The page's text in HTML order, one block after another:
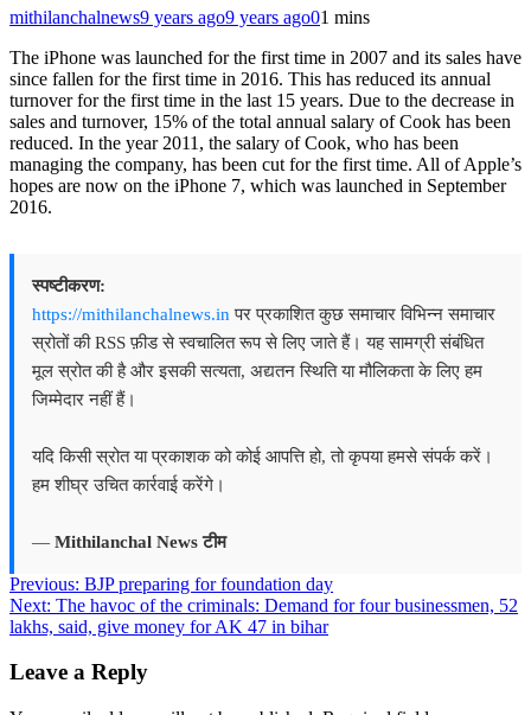
mithilanchalnews9 years ago9 years ago01 mins
The iPhone was launched for the first time in 2007 and its sales have
since fallen for the first time in 2016. This has reduced its annual
turnover for the first time in the last 15 years. Due to the decrease in
sales and turnover, 15% of the total annual salary of Cook has been
reduced. In the year 2011, the salary of Cook, who has been
managing the company, has been cut for the first time. All of Apple’s
hopes are now on the iPhone 7, which was launched in September
2016.
स्पष्टीकरण:
https://mithilanchalnews.in पर प्रकाशित कुछ समाचार विभिन्न समाचार
स्रोतों की RSS फ़ीड से स्वचालित रूप से लिए जाते हैं। यह सामग्री संबंधित
मूल स्रोत की है और इसकी सत्यता, अद्यतन स्थिति या मौलिकता के लिए हम
जिम्मेदार नहीं हैं।
यदि किसी स्रोत या प्रकाशक को कोई आपत्ति हो, तो कृपया हमसे संपर्क करें।
हम शीघ्र उचित कार्रवाई करेंगे।
— Mithilanchal News टीम
Post
navigation
Previous: BJP preparing for foundation day
Next: The havoc of the criminals: Demand for four businessmen, 52
lakhs, said, give money for AK 47 in bihar
Leave a Reply